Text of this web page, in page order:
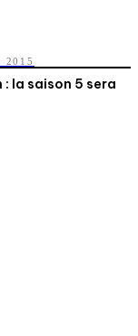
2015
: la saison 5 sera